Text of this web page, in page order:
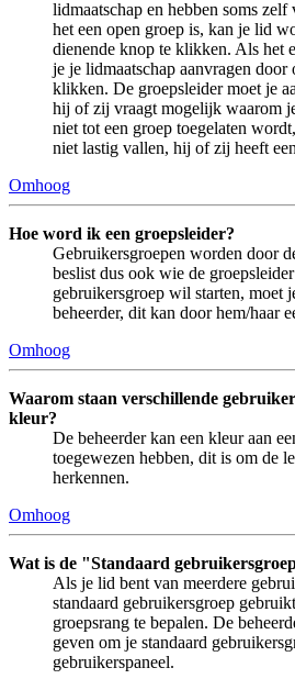
lidmaatschap en hebben soms
het een open groep is, kan je lid
dienende knop te klikken. Als het
je je lidmaatschap aanvragen
klikken. De groepsleider moet je
hij of zij vraagt mogelijk waarom
niet tot een groep toegelaten
niet lastig vallen, hij of zij heeft
Omhoog
Hoe word ik een groepsleider?
Gebruikersgroepen worden door
beslist dus ook wie de
gebruikersgroep wil starten, moet
beheerder, dit kan door hem/haar
Omhoog
Waarom staan verschillende
kleur?
De beheerder kan een kleur aan
toegewezen hebben, dit is om de
herkennen.
Omhoog
Wat is de "Standaard
Als je lid bent van meerdere
standaard gebruikersgroep
groepsrang te bepalen. De
geven om je standaard
gebruikerspaneel.